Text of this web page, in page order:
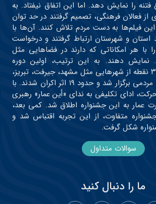
را نمایش دهد. اما این اتفاق نیفتاد. به
از فعالان فرهنگی، تصمیم گرفتند در حد توان
فیلم‌ها به دست مردم تلاش کنند. آن‌ها با
استان و شهرستان ارتباط گرفتند و درخواست
با هر امکاناتی که دارند در فضاهایی مثل
دهند. به این ترتیب، اولین دوره
جشنواره در حدود ۳۰ نقطه از شهرهایی مثل مشهد، جیرفت، تبریز،
تهران و… به صورت مردمی برگزار شد و حدود ۱۹ اثر اکران شدند. با
ادای تکلیفی به ندای «أین عمار» رهبری
عمار به این جشنواره اطلاق شد. کمی بعد،
متفاوت، از این تجربه اقتباس شد و
شکل گرفت.
سوالات متداول
ما را دنبال کنید